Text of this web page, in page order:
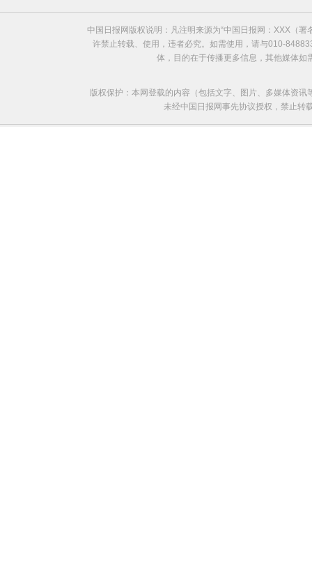
中国日报网版权说明：凡注明来源为“中国日报网：XXX（
许禁止转载、使用，违者必究。如需使用，请与010-
体，目的在于传播更多信息，其他媒体
版权保护：本网登载的内容（包括文字、图片、多媒体资
未经中国日报网事先协议授权，禁止转